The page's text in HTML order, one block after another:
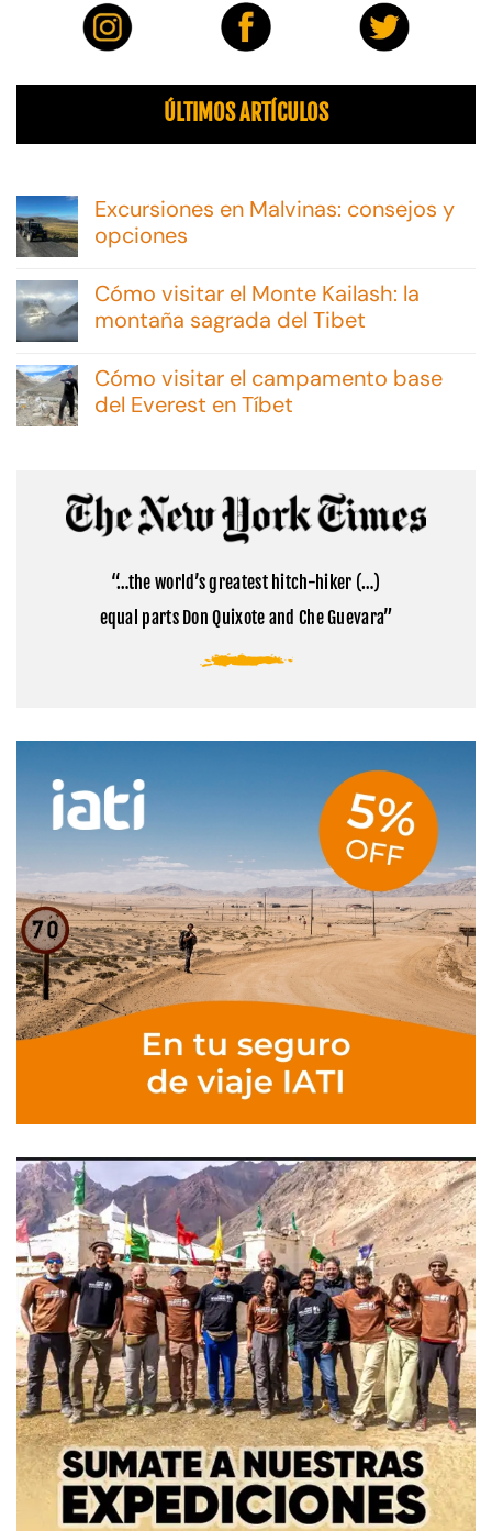
ÚLTIMOS ARTÍCULOS
Excursiones en Malvinas: consejos y
opciones
hay
comentarios
en
Excursiones
Malvinas:
consejos
y
opciones
Cómo visitar el Monte Kailash: la
montaña sagrada del Tibet
hay
comentarios
en
Cómo
la
montaña
sagrada
Tibet
Cómo visitar el campamento base
del Everest en Tíbet
Cómo
visitar
el
base
Everest
en
“…the world’s greatest hitch-hiker (…)
equal parts Don Quixote and Che Guevara”